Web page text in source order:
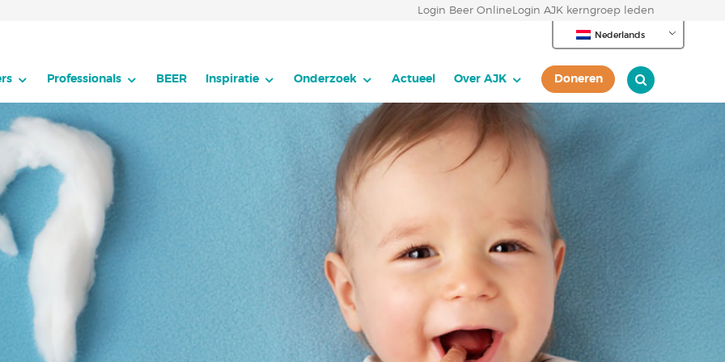
Login Beer Online Login AJK kerngroep leden
Nederlands
Professionals BEER Inspiratie Onderzoek Actueel Over AJK Doneren